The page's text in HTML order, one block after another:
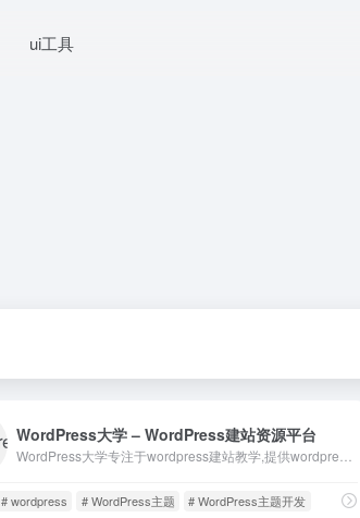
ui工具
WordPress大学 – WordPress建站资源平台
# wordpress # WordPress主题 # WordPress主题开发